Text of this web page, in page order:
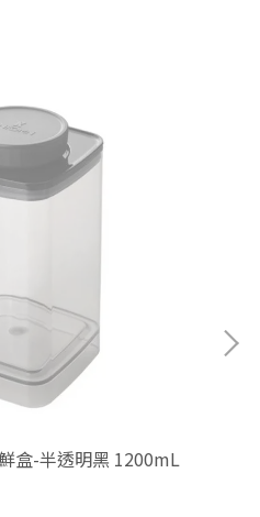
盒-半透明黑 1200mL